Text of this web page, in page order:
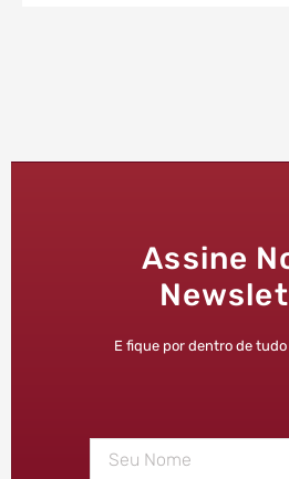
Assine
E fique por dentro de